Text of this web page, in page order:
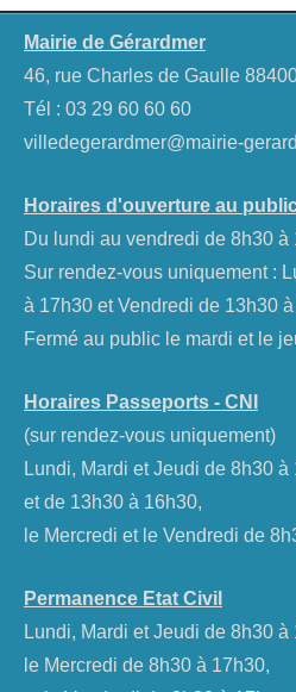
Mairie de Gérardmer
46, rue Charles de Gaulle
Tél : 03 29 60 60 60
villedegerardmer@mairie-
Horaires d'ouverture au
Du lundi au vendredi de 8h30 à
Sur rendez-vous uniquement :
à 17h30 et Vendredi de 13h30
Fermé au public le mardi et le
Horaires Passeports - CNI
(sur rendez-vous uniquement)
Lundi, Mardi et Jeudi de 8h30 à
et de 13h30 à 16h30,
le Mercredi et le Vendredi de
Permanence Etat Civil
Lundi, Mardi et Jeudi de 8h30
le Mercredi de 8h30 à 17h30,